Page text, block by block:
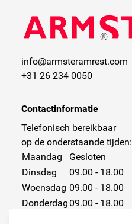
info@armsteramrest.com
+31 26 234 0050
Contactinformatie
Telefonisch bereikbaar
op de onderstaande tijden:
Maandag
Gesloten
Dinsdag
09.00 - 18.00
Woensdag 09.00 - 18.00
Donderdag 09.00 - 18.00